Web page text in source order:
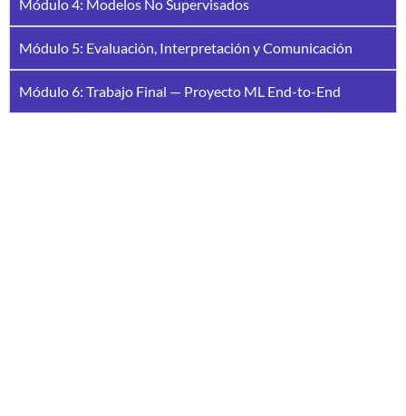
Módulo 4: Modelos No Supervisados
Módulo 5: Evaluación, Interpretación y Comunicación
Módulo 6: Trabajo Final — Proyecto ML End-to-End